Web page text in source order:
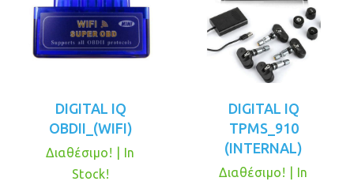
DIGITAL IQ
OBDII_(WIFI)
Διαθέσιμο! | In
Stock!
DIGITAL IQ
TPMS_910
(INTERNAL)
Διαθέσιμο! | In